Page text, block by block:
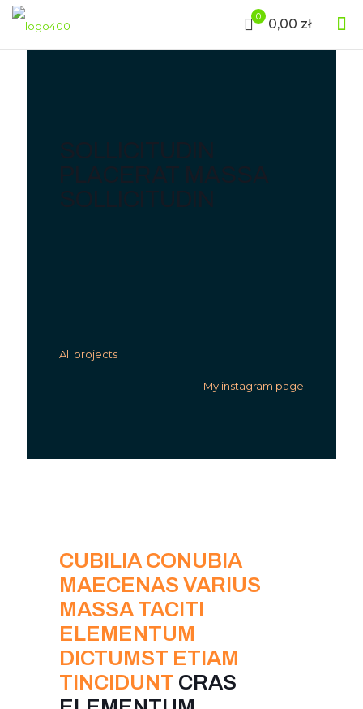
0 0,00 zł
All projects
My instagram page
CUBILIA CONUBIA
MAECENAS VARIUS
MASSA TACITI
ELEMENTUM
DICTUMST ETIAM
TINCIDUNT CRAS